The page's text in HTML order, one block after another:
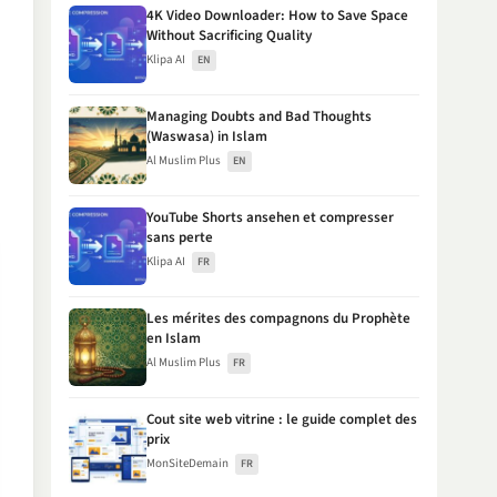
4K Video Downloader: How to Save Space
Without Sacrificing Quality
Klipa AI EN
Managing Doubts and Bad Thoughts
(Waswasa) in Islam
Al Muslim Plus EN
YouTube Shorts ansehen et compresser
sans perte
Klipa AI FR
Les mérites des compagnons du Prophète
en Islam
Al Muslim Plus FR
Cout site web vitrine : le guide complet des
prix
MonSiteDemain FR